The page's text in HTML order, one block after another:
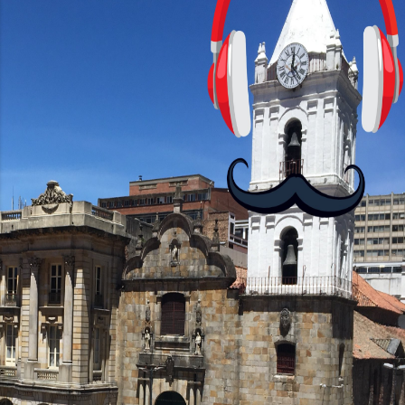
con personajes simpáticos y ayudas
visuales. ¿Será posible que una app que
antes nos enseñó francés, ahora nos
convierta en jugadores de ajedrez? Aún
no podrás jugar contra otros humanos
La aplicación Duolingo fue lanzada en
2012 y cuenta con más de 37 millones
de usuarios activos diarios. Desde 2022,
ha empeza...